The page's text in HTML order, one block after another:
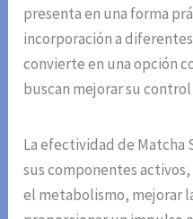
presenta en una forma
incorporación a
convierte en una opción
buscan mejorar su
La efectividad de Matcha
sus componentes
el metabolismo, mejorar